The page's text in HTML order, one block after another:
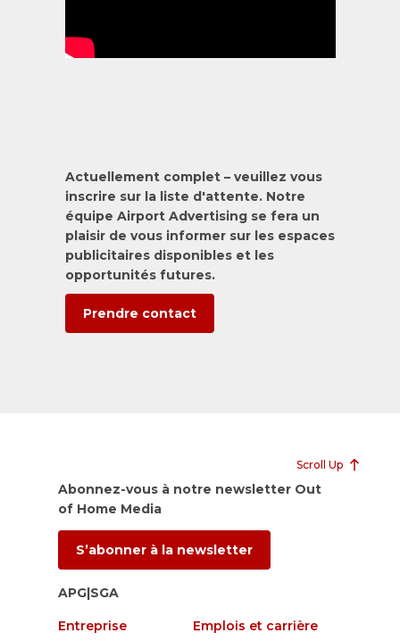
Actuellement complet – veuillez vous
inscrire sur la liste d'attente. Notre
équipe Airport Advertising se fera un
plaisir de vous informer sur les espaces
publicitaires disponibles et les
opportunités futures.
Prendre contact
Scroll Up
Abonnez-vous à notre newsletter Out
of Home Media
S’abonner à la newsletter
APG|SGA
Entreprise Emplois et carrière